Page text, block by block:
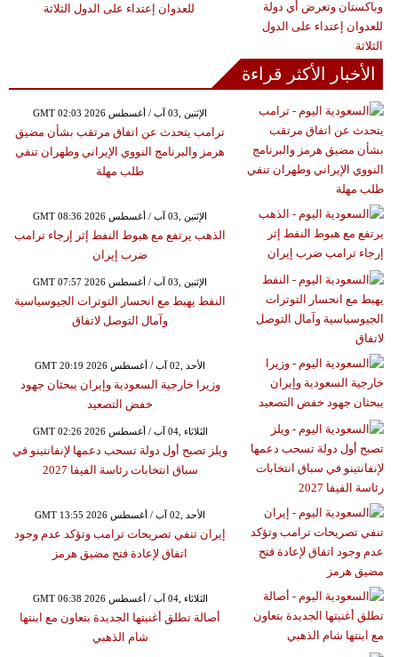
للعدوان إعتداء على الدول الثلاثة
الأخبار الأكثر قراءة
GMT 02:03 2026 الإثنين ,03 آب / أغسطس
ترامب يتحدث عن اتفاق مرتقب بشأن مضيق
هرمز والبرنامج النووي الإيراني وطهران تنفي
طلب مهلة
GMT 08:36 2026 الإثنين ,03 آب / أغسطس
الذهب يرتفع مع هبوط النفط إثر إرجاء ترامب
ضرب إيران
GMT 07:57 2026 الإثنين ,03 آب / أغسطس
النفط يهبط مع انحسار التوترات الجيوسياسية
وآمال التوصل لاتفاق
GMT 20:19 2026 الأحد ,02 آب / أغسطس
وزيرا خارجية السعودية وإيران يبحثان جهود
خفض التصعيد
GMT 02:26 2026 الثلاثاء ,04 آب / أغسطس
ويلز تصبح أول دولة تسحب دعمها لإنفانتينو في
سباق انتخابات رئاسة الفيفا 2027
GMT 13:55 2026 الأحد ,02 آب / أغسطس
إيران تنفي تصريحات ترامب وتؤكد عدم وجود
اتفاق لإعادة فتح مضيق هرمز
GMT 06:38 2026 الثلاثاء ,04 آب / أغسطس
أصالة تطلق أغنيتها الجديدة بتعاون مع ابنتها
شام الذهبي